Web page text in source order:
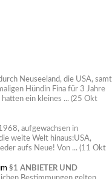
Neuseeland, die USA, samt
Hündin Fina für 3 Jahre
ein kleines ... (25 Okt
aufgewachsen in
weite Welt hinaus:USA,
aufs Neue! Von ... (11 Okt
§1 ANBIETER UND